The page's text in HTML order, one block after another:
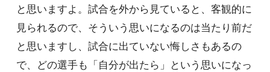
と思いますよ。試合を外から見ていると、客観的に
見られるので、そういう思いになるのは当たり前だ
と思いますし、試合に出ていない悔しさもあるの
で、どの選手も「自分が出たら」という思いになっ